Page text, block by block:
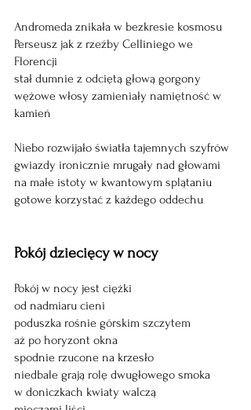
Andromeda znikała w bezkresie kosmosu
Perseusz jak z rzeźby Celliniego we
Florencji
stał dumnie z odciętą głową gorgony
wężowe włosy zamieniały namiętność w
kamień
Niebo rozwijało światła tajemnych szyfrów
gwiazdy ironicznie mrugały nad głowami
na małe istoty w kwantowym splątaniu
gotowe korzystać z każdego oddechu
Pokój dziecięcy w nocy
Pokój w nocy jest ciężki
od nadmiaru cieni
poduszka rośnie górskim szczytem
aż po horyzont okna
spodnie rzucone na krzesło
niedbale grają rolę dwugłowego smoka
w doniczkach kwiaty walczą